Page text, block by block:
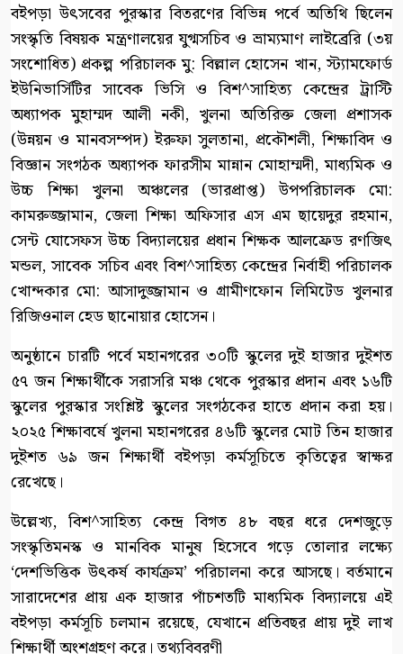
বইপড়া উৎসবের পুরস্কার বিতরণের বিভিন্ন পর্বে অতিথি ছিলেন
সংস্কৃতি বিষয়ক মন্ত্রণালয়ের যুগ্মসচিব ও ভ্রাম্যমাণ লাইব্রেরি (৩য়
সংশোধিত) প্রকল্প পরিচালক মু: বিল্লাল হোসেন খান, স্ট্যামফোর্ড
ইউনিভার্সিটির সাবেক ভিসি ও বিশ^সাহিত্য কেন্দ্রের ট্রাস্টি
অধ্যাপক মুহাম্মদ আলী নকী, খুলনা অতিরিক্ত জেলা প্রশাসক
(উন্নয়ন ও মানবসম্পদ) ইরুফা সুলতানা, প্রকৌশলী, শিক্ষাবিদ ও
বিজ্ঞান সংগঠক অধ্যাপক ফারসীম মান্নান মোহাম্মদী, মাধ্যমিক ও
উচ্চ শিক্ষা খুলনা অঞ্চলের (ভারপ্রাপ্ত) উপপরিচালক মো:
কামরুজ্জামান, জেলা শিক্ষা অফিসার এস এম ছায়েদুর রহমান,
সেন্ট যোসেফস উচ্চ বিদ্যালয়ের প্রধান শিক্ষক আলফ্রেড রণজিৎ
মন্ডল, সাবেক সচিব এবং বিশ^সাহিত্য কেন্দ্রের নির্বাহী পরিচালক
খোন্দকার মো: আসাদুজ্জামান ও গ্রামীণফোন লিমিটেড খুলনার
রিজিওনাল হেড ছানোয়ার হোসেন।
অনুষ্ঠানে চারটি পর্বে মহানগরের ৩০টি স্কুলের দুই হাজার দুইশত
৫৭ জন শিক্ষার্থীকে সরাসরি মঞ্চ থেকে পুরস্কার প্রদান এবং ১৬টি
স্কুলের পুরস্কার সংশ্লিষ্ট স্কুলের সংগঠকের হাতে প্রদান করা হয়।
২০২৫ শিক্ষাবর্ষে খুলনা মহানগরের ৪৬টি স্কুলের মোট তিন হাজার
দুইশত ৬৯ জন শিক্ষার্থী বইপড়া কর্মসূচিতে কৃতিত্বের স্বাক্ষর
রেখেছে।
উল্লেখ্য, বিশ^সাহিত্য কেন্দ্র বিগত ৪৮ বছর ধরে দেশজুড়ে
সংস্কৃতিমনস্ক ও মানবিক মানুষ হিসেবে গড়ে তোলার লক্ষ্যে
‘দেশভিত্তিক উৎকর্ষ কার্যক্রম’ পরিচালনা করে আসছে। বর্তমানে
সারাদেশের প্রায় এক হাজার পাঁচশতটি মাধ্যমিক বিদ্যালয়ে এই
বইপড়া কর্মসূচি চলমান রয়েছে, যেখানে প্রতিবছর প্রায় দুই লাখ
শিক্ষার্থী অংশগ্রহণ করে। তথ্যবিবরণী